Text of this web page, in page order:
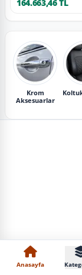
164.663,46 TL
Krom
Aksesuarlar
Anasayfa